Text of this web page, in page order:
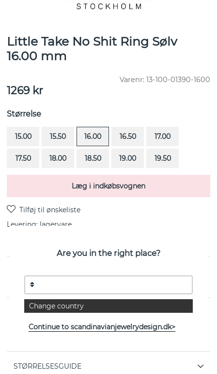
Little Take No Shit Ring Sølv
16.00 mm
Varenr: 13-100-01390-1600
1269kr
Størrelse
15.00 15.50 16.00 16.50 17.00
17.50 18.00 18.50 19.00 19.50
Læg i indkøbsvognen
Levering: lagervare
Little Take No Shit er en ring i sterlingsølv fra svenske
Efva Attling
EGENSKABER
Kollektion: Take No Shit
STØRRELSESGUIDE
Are you in the right place?
Change country
Continue to scandinavianjewelrydesign.dk>